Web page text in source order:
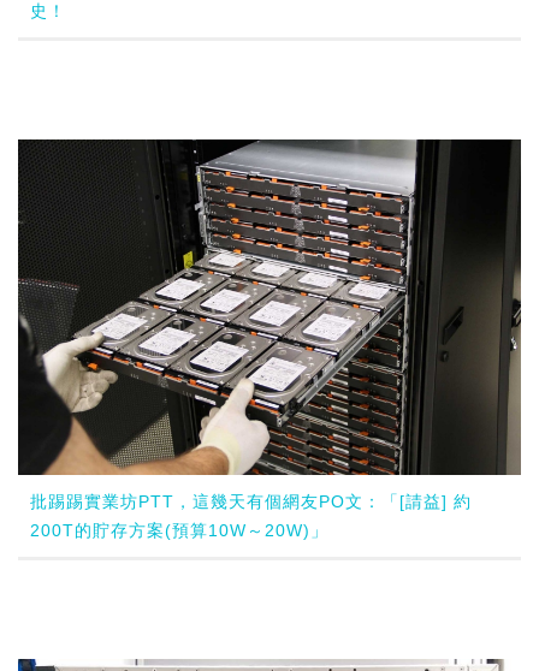
史！
批踢踢實業坊PTT，這幾天有個網友PO文：「[請益] 約
200T的貯存方案(預算10W～20W)」